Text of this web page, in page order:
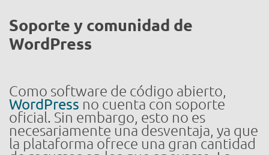
Soporte y comunidad de
WordPress
Como software de código abierto,
WordPress no cuenta con soporte
oficial. Sin embargo, esto no es
necesariamente una desventaja, ya que
la plataforma ofrece una gran cantidad